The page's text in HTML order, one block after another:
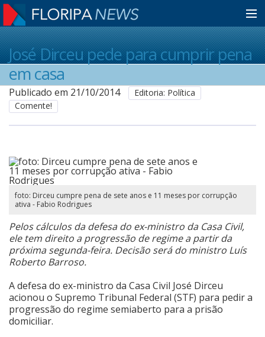
Home
Notícias
Colunistas
Classificados
Guia de Serviços
Anuncie
Cinema
Agenda Cultural
José Dirceu pede para cumprir pena
em casa
Publicado em 21/10/2014
Editoria: Política
Comente!
foto: Dirceu cumpre pena de sete anos e 11 meses por corrupção
ativa - Fabio Rodrigues
Pelos cálculos da defesa do ex-ministro da Casa Civil,
ele tem direito a progressão de regime a partir da
próxima segunda-feira. Decisão será do ministro Luís
Roberto Barroso.
A defesa do ex-ministro da Casa Civil José Dirceu
acionou o Supremo Tribunal Federal (STF) para pedir a
progressão do regime semiaberto para a prisão
domiciliar.